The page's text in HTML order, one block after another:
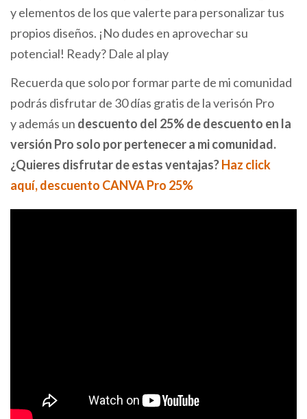
y elementos de los que valerte para personalizar tus
propios diseños. ¡No dudes en aprovechar su
potencial! Ready? Dale al play
Recuerda que solo por formar parte de mi comunidad
podrás disfrutar de 30 días gratis de la verisón Pro
y además un descuento del 25% de descuento en la
versión Pro solo por pertenecer a mi comunidad.
¿Quieres disfrutar de estas ventajas?Haz click
aquí, descuento CANVA Pro 25%